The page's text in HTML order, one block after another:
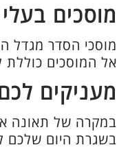
מוסכים
מוסכי הסדר מגדל
אל המוסכים כוללת
מעניקים
במקרה של תאונה
בשגרת היום שלכם